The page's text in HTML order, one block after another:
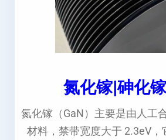
氮化镓|砷化
氮化镓（GaN）主要是由人工
材料，禁带宽度大于 2.3eV，